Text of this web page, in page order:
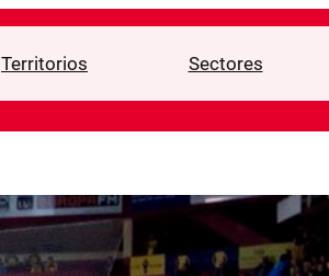
Territorios Sectores